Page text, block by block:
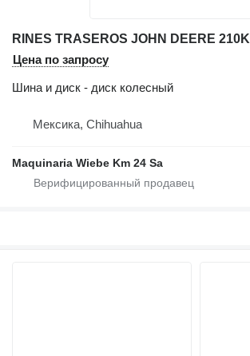
RINES TRASEROS JOHN DEERE 210K
Цена по запросу
Шина и диск - диск колесный
Мексика, Chihuahua
Maquinaria Wiebe Km 24 Sa